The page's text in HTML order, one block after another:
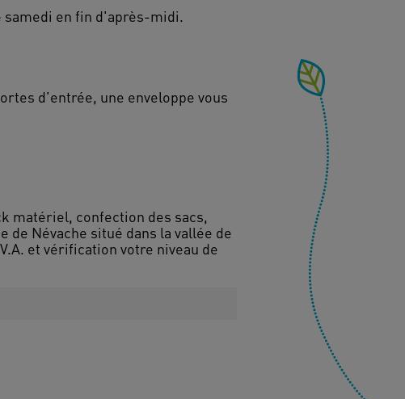
samedi en fin d'après-midi.
d'entrée, une enveloppe vous
matériel, confection des sacs,
Névache situé dans la vallée de
et vérification votre niveau de